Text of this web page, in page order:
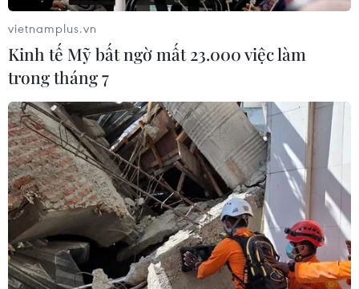
đạt 634,2 triệu USD.
vietnamplus.vn
Kinh tế Mỹ bất ngờ mất 23.000 việc làm
trong tháng 7